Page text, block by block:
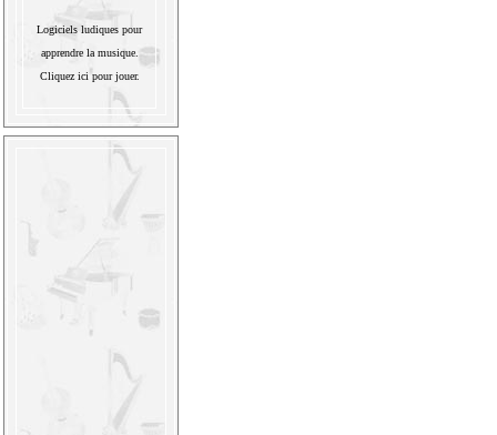
Logiciels ludiques pour
apprendre la musique.
Cliquez ici pour jouer.